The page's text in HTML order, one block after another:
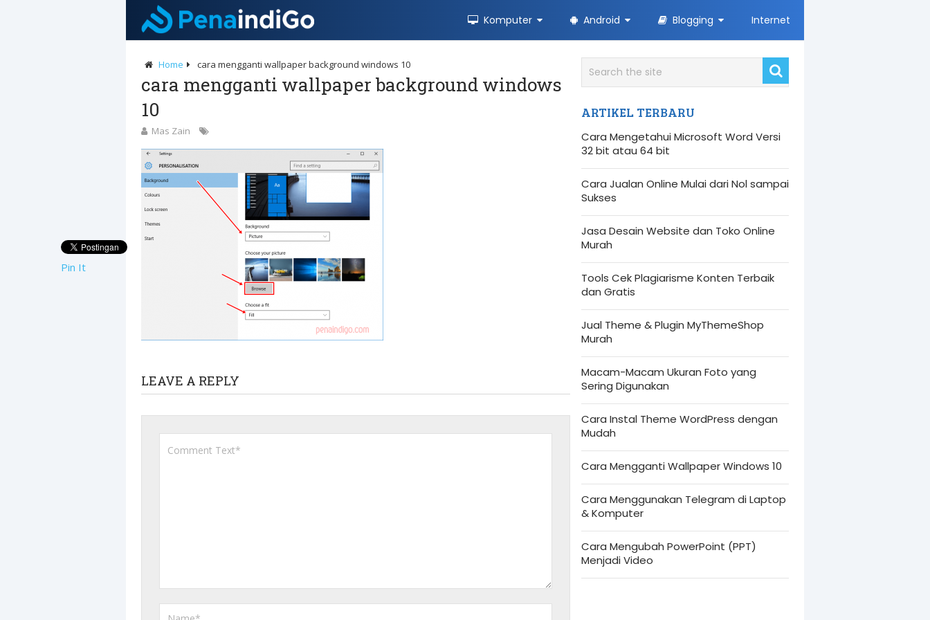
Komputer Android Blogging Internet
Home cara mengganti wallpaper background windows 10
cara mengganti wallpaper background windows
10
Mas Zain
Pin It
LEAVE A REPLY
ARTIKEL TERBARU
Cara Mengetahui Microsoft Word Versi
32 bit atau 64 bit
Cara Jualan Online Mulai dari Nol sampai
Sukses
Jasa Desain Website dan Toko Online
Murah
Tools Cek Plagiarisme Konten Terbaik
dan Gratis
Jual Theme & Plugin MyThemeShop
Murah
Macam-Macam Ukuran Foto yang
Sering Digunakan
Cara Instal Theme WordPress dengan
Mudah
Cara Mengganti Wallpaper Windows 10
Cara Menggunakan Telegram di Laptop
& Komputer
Cara Mengubah PowerPoint (PPT)
Menjadi Video